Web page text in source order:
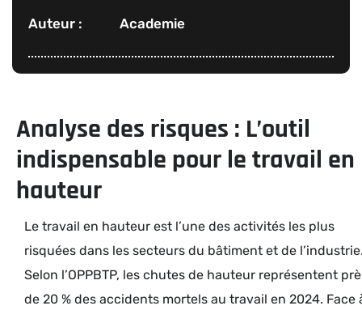
Auteur :
Academie
Analyse des risques : L’outil
indispensable pour le travail en
hauteur
Le travail en hauteur est l’une des activités les plus
risquées dans les secteurs du bâtiment et de
Selon l’OPPBTP, les chutes de hauteur représentent
de 20 % des accidents mortels au travail en 2024. Face